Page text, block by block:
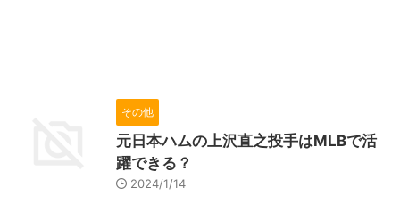
その他
元日本ハムの上沢直之投手はMLBで活
躍できる？
2024/1/14